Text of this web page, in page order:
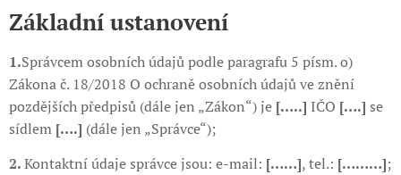
Základní ustanovení
1.Správcem osobních údajů podle paragrafu 5 písm. o)
Zákona č. 18/2018 O ochraně osobních údajů ve znění
pozdějších předpisů (dále jen „Zákon“) je […..] IČO [….] se
sídlem [….] (dále jen „Správce“);
2.Kontaktní údaje správce jsou: e-mail: [……], tel.: [………];